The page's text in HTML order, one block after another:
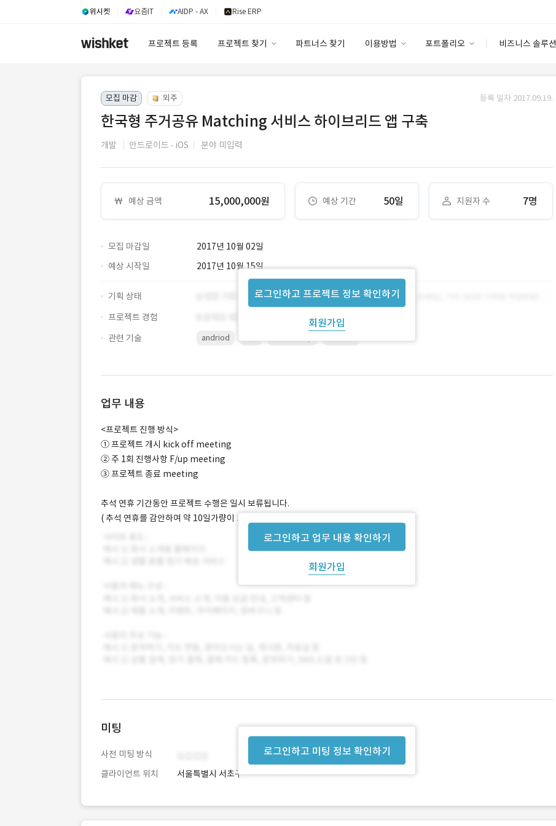
위시켓 요즘IT AIDP - AX Rise ERP
프로젝트 등록 프로젝트 찾기 파트너스 찾기 이용방법 포트폴리오 비즈니스 솔루션
이용요금
고객센터
안심 코드 케어
모집 마감 외주 등록 일자 2017.09.19.
한국형 주거공유 Matching 서비스 하이브리드 앱 구축
개발 안드로이드 iOS 분야 미입력
예상 금액 15,000,000원 예상 기간 50일 지원자 수 7명
모집 마감일 2017년 10월 02일
로그인하고 프로젝트 정보 확인하기
회원가입
예상 시작일 2017년 10월 15일
기획 상태
프로젝트 경험
관련 기술
andriod
업무 내용
로그인하고 업무 내용 확인하기
회원가입
<프로젝트 진행 방식>
① 프로젝트 개시 kick off meeting
② 주 1회 진행사항 F/up meeting
③ 프로젝트 종료 meeting
추석 연휴 기간동안 프로젝트 수행은 일시 보류됩니다.
( 추석 연휴를 감안하여 약 10일가량이 프로젝트 예상 기간에 추가되어 기재됩니다.)
로그인하고 미팅 정보 확인하기
미팅
사전 미팅 방식
클라이언트 위치
서울특별시 서초구